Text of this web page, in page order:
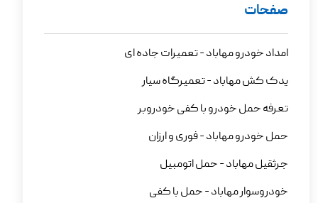
صفحات
امداد خودرو مهاباد - تعمیرات جاده ای
یدک کش مهاباد - تعمیرگاه سیار
تعرفه حمل خودرو با کفی خودروبر
حمل خودرو مهاباد - فوری و ارزان
جرثقیل مهاباد - حمل اتومبیل
خودروسوار مهاباد - حمل با کفی